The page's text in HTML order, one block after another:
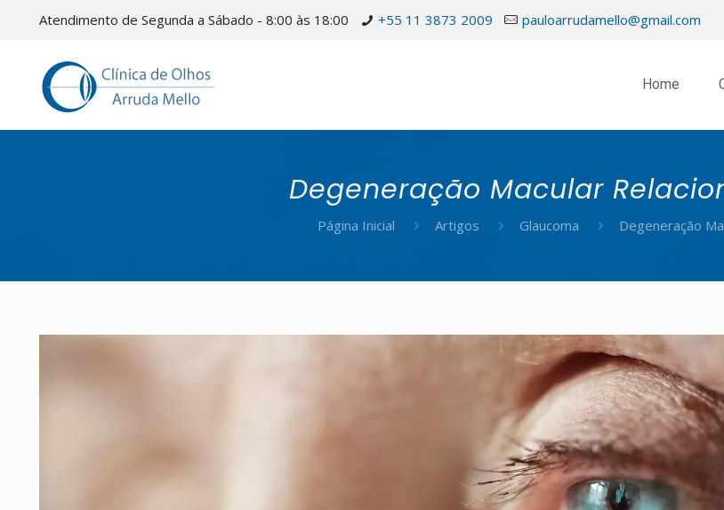
Atendimento de Segunda a Sábado - 8:00 às 18:00 +55 11 3873 2009 pauloarrudamello@gmail.com
Home
Degeneração Macular
Página Inicial Artigos Glaucoma Degeneração